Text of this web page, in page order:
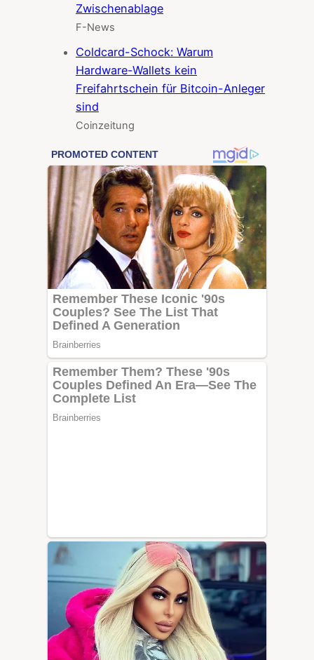
Zwischenablage
F-News
Coldcard-Schock: Warum
Hardware-Wallets kein
Freifahrtschein für Bitcoin-Anleger
sind
Coinzeitung